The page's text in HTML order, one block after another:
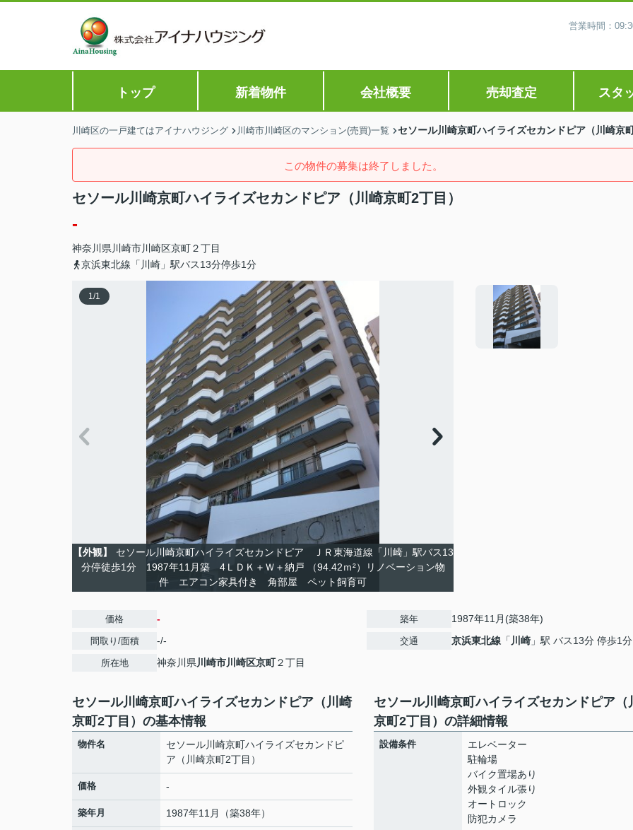
営業時間：
トップ 新着物件 会社概要 売却査定 スタ
川崎区の一戸建てはアイナハウジング 川崎市川崎区のマンション(売買)一覧 セソール川崎京町ハイライズセカンドピア（川崎京
この物件の募集は終了しました。
セソール川崎京町ハイライズセカンドピア（川崎京町2丁目）
-
神奈川県 川崎市川崎区京町２丁目
京浜東北線「川崎」駅バス13分停歩1分
1/1
【外観】
セソール川崎京町ハイライズセカンドピア ＪＲ東海道線「川崎」駅バス13
分停徒歩1分 1987年11月築 4ＬＤＫ＋Ｗ＋納戸 （94.42ｍ²）リノベーション物
件 エアコン家具付き 角部屋 ペット飼育可
価格 -
間取り/面積 -/-
所在地 神奈川県川崎市川崎区京町２丁目
築年 1987年11月(築38年)
交通 京浜東北線 「 川崎 」駅 バス13分 停歩1分
セソール川崎京町ハイライズセカンドピア（川崎
京町2丁目）の基本情報
物件名
セソール川崎京町ハイライズセカンドピ
ア（川崎京町2丁目）
価格 -
築年月 1987年11月（築38年）
セソール川崎京町ハイライズセカンドピア（
京町2丁目）の詳細情報
設備条件
エレベーター
駐輪場
バイク置場あり
外観タイル張り
オートロック
防犯カメラ